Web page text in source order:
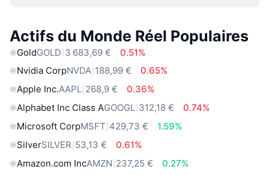
Actifs du Monde Réel Populaires
GoldGOLD 3 683,69 €
0.51%
Nvidia CorpNVDA 188,99 €
0.65%
Apple Inc.AAPL 268,9 €
0.36%
Alphabet Inc Class AGOOGL 312,18 €
0.74%
Microsoft CorpMSFT 429,73 €
1.59%
SilverSILVER 53,13 €
0.61%
Amazon.com IncAMZN 237,25 €
0.27%